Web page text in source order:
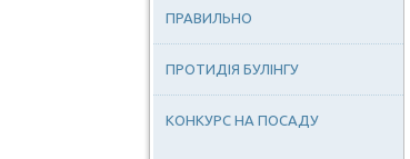
ПРАВИЛЬНО
ПРОТИДІЯ БУЛІНГУ
КОНКУРС НА ПОСАДУ